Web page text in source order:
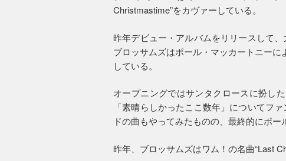
Christmastime”をカヴァーしている。
昨年デビュー・アルバムをリリースして
ブロッサムズはポール・マッカートニー
している。
オープニングではサンタクロースに扮し
「素晴らしかったここ数年」についてフ
ドの曲もやってみたものの、最終的にポ
昨年、ブロッサムズはワム！の名曲“Last